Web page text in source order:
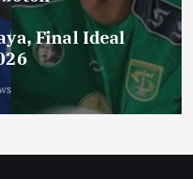
Mayat, Bisa
ini, Ngeri …!
views